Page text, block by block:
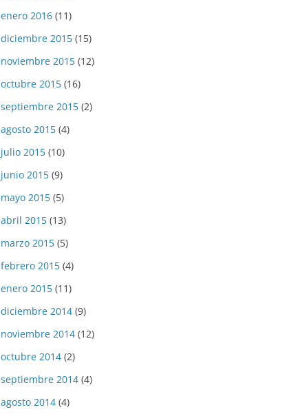
enero 2016 (11)
diciembre 2015 (15)
noviembre 2015 (12)
octubre 2015 (16)
septiembre 2015 (2)
agosto 2015 (4)
julio 2015 (10)
junio 2015 (9)
mayo 2015 (5)
abril 2015 (13)
marzo 2015 (5)
febrero 2015 (4)
enero 2015 (11)
diciembre 2014 (9)
noviembre 2014 (12)
octubre 2014 (2)
septiembre 2014 (4)
agosto 2014 (4)